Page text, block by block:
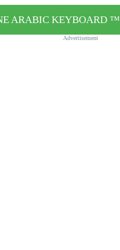
ARABIC KEYBOARD ™
Advertisement